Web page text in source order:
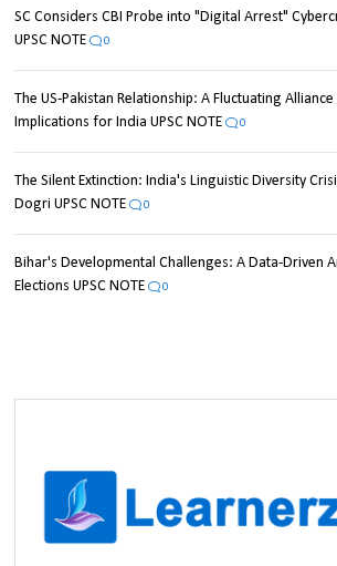
SC Considers CBI Probe into "Digital Arrest"
UPSC NOTE
0
The US-Pakistan Relationship: A Fluctuating
Implications for India UPSC NOTE
0
The Silent Extinction: India's Linguistic Diversity
Dogri UPSC NOTE
0
Bihar's Developmental Challenges: A Data-Driven
Elections UPSC NOTE
0